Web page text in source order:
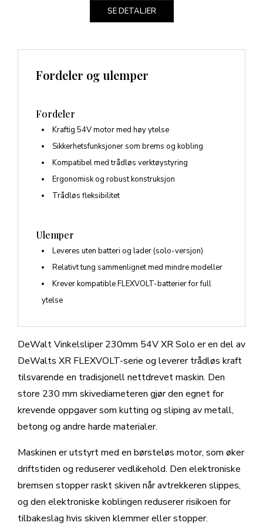
DeWalt Vinkelsliper 230mm 54V XR Solo er en del av
DeWalts XR FLEXVOLT-serie og leverer trådløs kraft
tilsvarende en tradisjonell nettdrevet maskin. Den
store 230 mm skivediameteren gjør den egnet for
krevende oppgaver som kutting og sliping av metall,
betong og andre harde materialer.
Maskinen er utstyrt med en børsteløs motor, som øker
driftstiden og reduserer vedlikehold. Den elektroniske
bremsen stopper raskt skiven når avtrekkeren slippes,
og den elektroniske koblingen reduserer risikoen for
tilbakeslag hvis skiven klemmer eller stopper.
Fordeler og ulemper
Fordeler
Kraftig 54V motor med høy ytelse
Sikkerhetsfunksjoner som brems og kobling
Kompatibel med trådløs verktøystyring
Ergonomisk og robust konstruksjon
Trådløs fleksibilitet
Ulemper
Leveres uten batteri og lader (solo-versjon)
Relativt tung sammenlignet med mindre modeller
Krever kompatible FLEXVOLT-batterier for full
ytelse
SE DETALJER